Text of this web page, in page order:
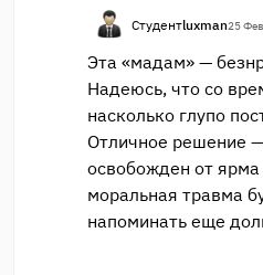
Студентluxman25
Эта «мадам» —
Надеюсь, что со
насколько глупо
Отличное решение
освобожден от
моральная травма
напоминать еще